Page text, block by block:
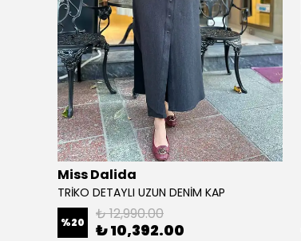
Miss Dalida
TRİKO DETAYLI UZUN DENİM KAP
%20 ₺ 12,990.00
₺ 10,392.00